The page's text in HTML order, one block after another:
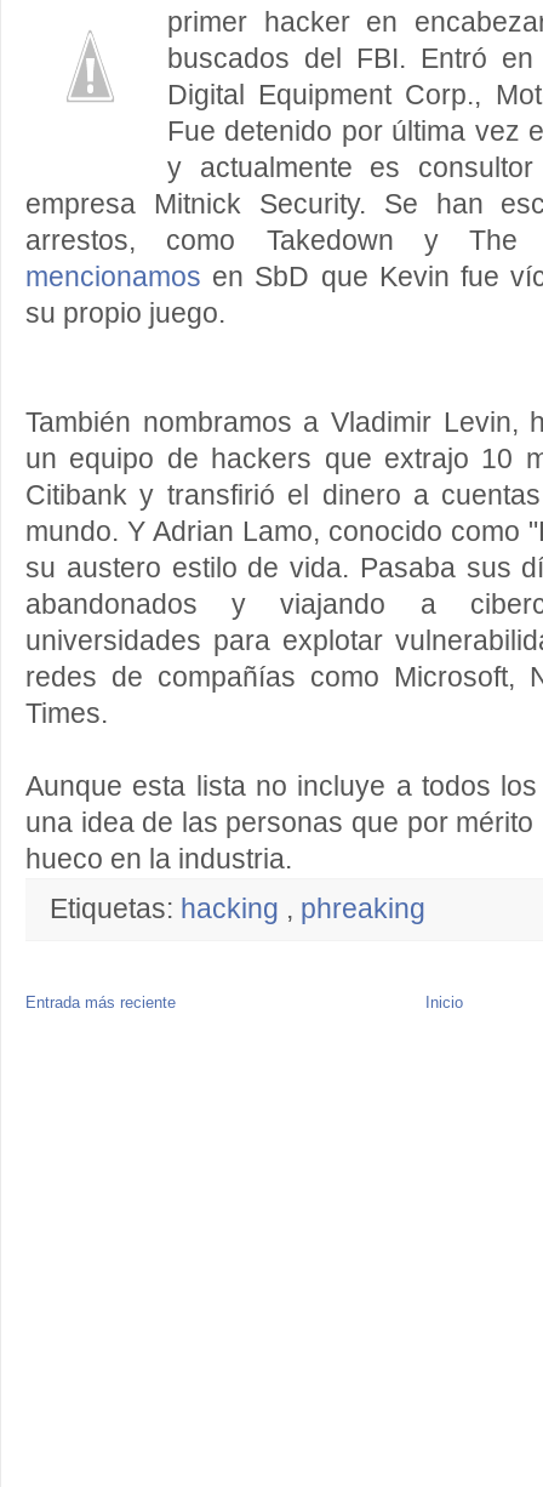
primer hacker en
buscados del FBI. Entró
Digital Equipment Corp.,
Fue detenido por última vez
y actualmente es
empresa Mitnick Security. Se han
arrestos, como Takedown y The
mencionamos en SbD que Kevin fue
su propio juego.
También nombramos a Vladimir Levin,
un equipo de hackers que extrajo 10
Citibank y transfirió el dinero a
mundo. Y Adrian Lamo, conocido como
su austero estilo de vida. Pasaba sus
abandonados y viajando a
universidades para explotar
redes de compañías como Microsoft,
Times.
Aunque esta lista no incluye a todos
una idea de las personas que por
hueco en la industria.
Etiquetas: hacking , phreaking
Entrada más reciente Inicio